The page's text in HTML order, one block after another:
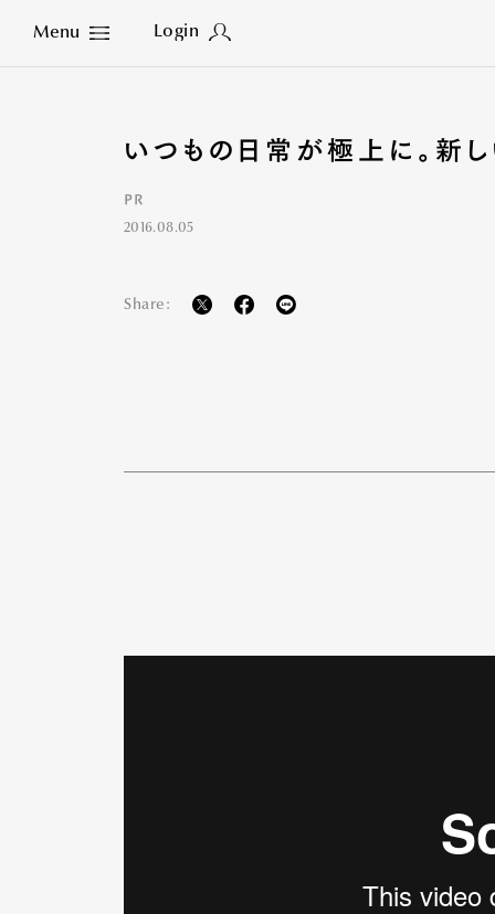
Menu Login
Close
いつもの日常が極上に。新し
PR
2016.08.05
Share: